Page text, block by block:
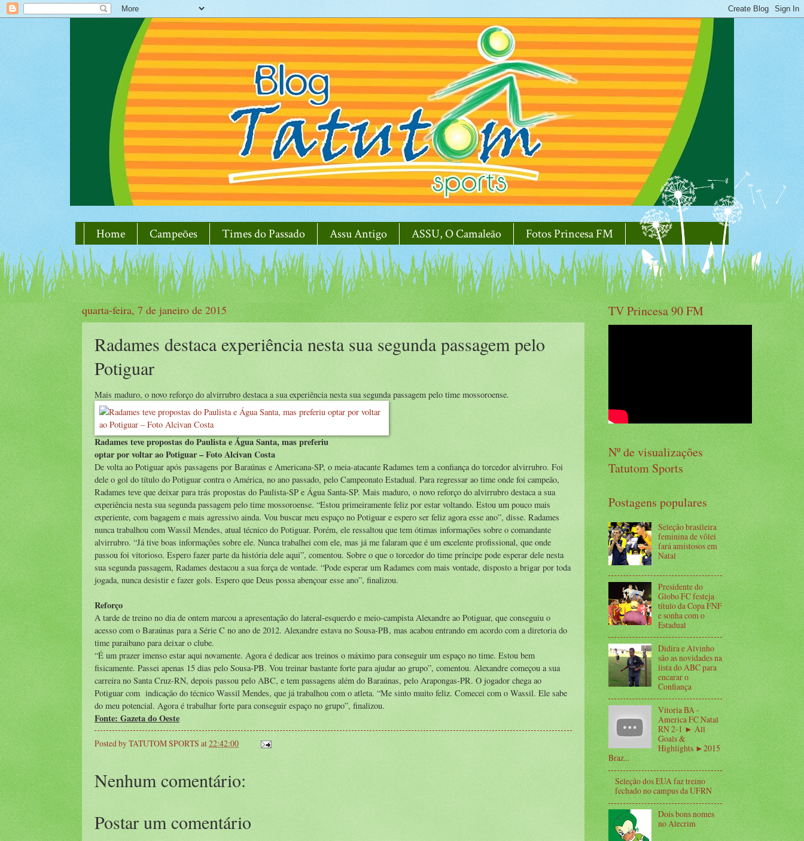
Home Campeões Times do Passado Assu Antigo ASSU, O Camaleão Fotos Princesa FM
quarta-feira, 7 de janeiro de 2015
Radames destaca experiência nesta sua segunda passagem pelo
Potiguar
Mais maduro, o novo reforço do alvirrubro destaca a sua experiência nesta sua segunda passagem pelo time mossoroense.
Radames teve propostas do Paulista e Água Santa, mas preferiu
optar por voltar ao Potiguar – Foto Alcivan Costa
De volta ao Potiguar após passagens por Baraúnas e Americana-SP, o meia-atacante Radames tem a confiança do torcedor alvirrubro. Foi
dele o gol do título do Potiguar contra o América, no ano passado, pelo Campeonato Estadual. Para regressar ao time onde foi campeão,
Radames teve que deixar para trás propostas do Paulista-SP e Água Santa-SP. Mais maduro, o novo reforço do alvirrubro destaca a sua
experiência nesta sua segunda passagem pelo time mossoroense. “Estou primeiramente feliz por estar voltando. Estou um pouco mais
experiente, com bagagem e mais agressivo ainda. Vou buscar meu espaço no Potiguar e espero ser feliz agora esse ano”, disse. Radames
nunca trabalhou com Wassil Mendes, atual técnico do Potiguar. Porém, ele ressaltou que tem ótimas informações sobre o comandante
alvirrubro. “Já tive boas informações sobre ele. Nunca trabalhei com ele, mas já me falaram que é um excelente profissional, que onde
passou foi vitorioso. Espero fazer parte da história dele aqui”, comentou. Sobre o que o torcedor do time príncipe pode esperar dele nesta
sua segunda passagem, Radames destacou a sua força de vontade. “Pode esperar um Radames com mais vontade, disposto a brigar por toda
jogada, nunca desistir e fazer gols. Espero que Deus possa abençoar esse ano”, finalizou.
Reforço
A tarde de treino no dia de ontem marcou a apresentação do lateral-esquerdo e meio-campista Alexandre ao Potiguar, que conseguiu o
acesso com o Baraúnas para a Série C no ano de 2012. Alexandre estava no Sousa-PB, mas acabou entrando em acordo com a diretoria do
time paraibano para deixar o clube.
“É um prazer imenso estar aqui novamente. Agora é dedicar aos treinos o máximo para conseguir um espaço no time. Estou bem
fisicamente. Passei apenas 15 dias pelo Sousa-PB. Vou treinar bastante forte para ajudar ao grupo”, comentou. Alexandre começou a sua
carreira no Santa Cruz-RN, depois passou pelo ABC, e tem passagens além do Baraúnas, pelo Arapongas-PR. O jogador chega ao
Potiguar com indicação do técnico Wassil Mendes, que já trabalhou com o atleta. “Me sinto muito feliz. Comecei com o Wassil. Ele sabe
do meu potencial. Agora é trabalhar forte para conseguir espaço no grupo”, finalizou.
Fonte: Gazeta do Oeste
Posted byTATUTOM SPORTS at22:42:00
Nenhum comentário:
Postar um comentário
TV Princesa 90 FM
Nº de visualizações
Tatutom Sports
Postagens populares
Seleção brasileira
feminina de vôlei
fará amistosos em
Natal
Presidente do
Globo FC festeja
título da Copa FNF
e sonha com o
Estadual
Didira e Alvinho
são as novidades na
lista do ABC para
encarar o
Confiança
Vitoria BA -
America FC Natal
RN 2-1 ► All
Goals &
Highlights ►2015
Braz...
Seleção dos EUA faz treino
fechado no campus da UFRN
Dois bons nomes
no Alecrim